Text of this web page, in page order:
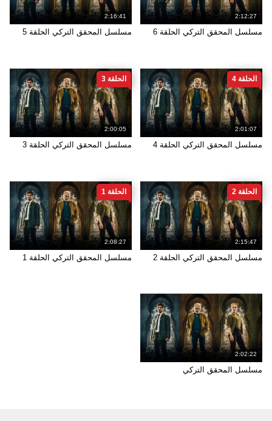
2:12:27
مسلسل المحقق التركي الحلقة 6
2:16:41
مسلسل المحقق التركي الحلقة 5
2:01:07
الحلقة 4
مسلسل المحقق التركي الحلقة 4
2:00:05
الحلقة 3
مسلسل المحقق التركي الحلقة 3
2:15:47
الحلقة 2
مسلسل المحقق التركي الحلقة 2
2:08:27
الحلقة 1
مسلسل المحقق التركي الحلقة 1
2:02:22
مسلسل المحقق التركي